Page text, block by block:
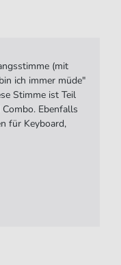
,Werner
(mit
ich immer müde"
Stimme ist Teil
Ebenfalls
für Keyboard,